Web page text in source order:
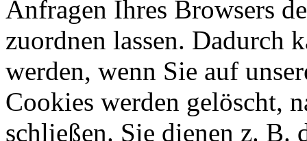
Anfragen Ihres Browsers
zuordnen lassen. Dadurch
werden, wenn Sie auf
Cookies werden gelöscht,
schließen. Sie dienen z. B.